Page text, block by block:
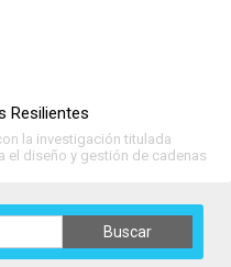
Resilientes
la investigación titulada
el diseño y gestión de cadenas